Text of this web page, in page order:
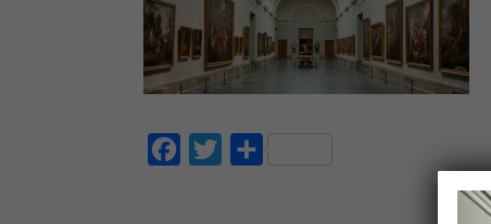
FacebookTwitter